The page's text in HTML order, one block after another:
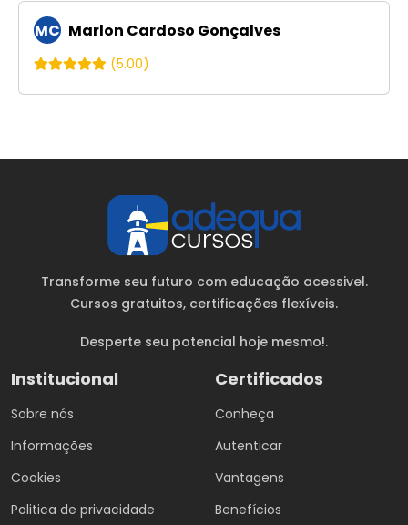
MC Marlon Cardoso Gonçalves
(5.00)
Transforme seu futuro com educação acessivel.
Cursos gratuitos, certificações flexíveis.
Desperte seu potencial hoje mesmo!.
Institucional
Sobre nós
Informações
Cookies
Politica de privacidade
Certificados
Conheça
Autenticar
Vantagens
Benefícios